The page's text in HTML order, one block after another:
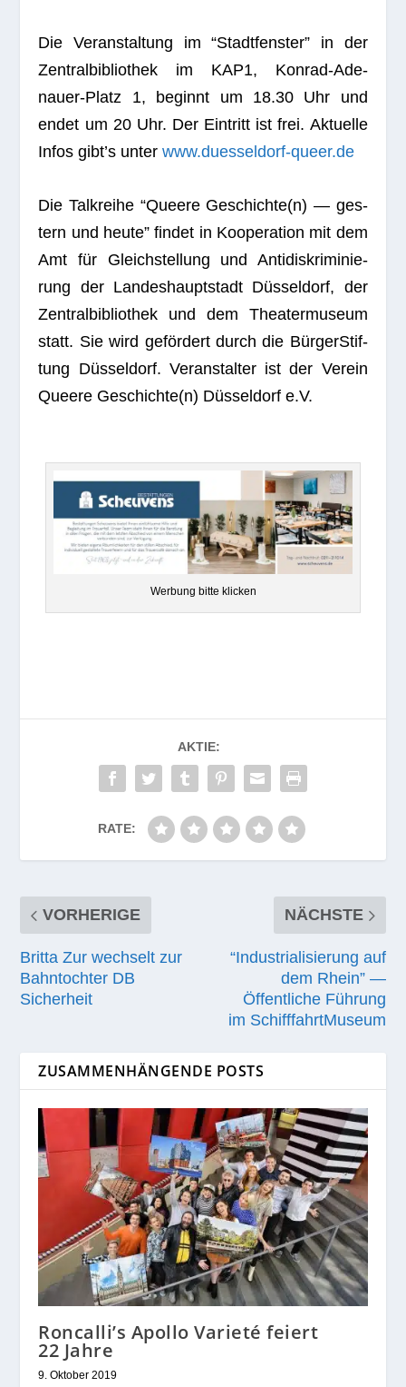
Die Ver­an­stal­tung im “Stadt­fens­ter” in der
Zen­tral­bi­blio­thek im KAP1, Kon­rad-Ade­
nauer-Platz 1, beginnt um 18.30 Uhr und
endet um 20 Uhr. Der Ein­tritt ist frei. Aktu­elle
Infos gibt’s unterwww.duesseldorf-queer.de
Die Talk­reihe “Que­ere Geschichte(n) — ges­
tern und heute” fin­det in Koope­ra­tion mit dem
Amt für Gleich­stel­lung und Anti­dis­kri­mi­nie­
rung der Lan­des­haupt­stadt Düs­sel­dorf, der
Zen­tral­bi­blio­thek und dem Thea­ter­mu­seum
statt. Sie wird geför­dert durch die Bür­ger­Stif­
tung Düs­sel­dorf. Ver­an­stal­ter ist der Ver­ein
Que­ere Geschichte(n) Düs­sel­dorf e.V.
Wer­bung bitte klicken
AKTIE:
RATE:
VORHERIGE
Britta Zur wechselt zur
Bahntochter DB
Sicherheit
NÄCHSTE
“Industrialisierung auf
dem Rhein” —
Öffentliche Führung
im SchifffahrtMuseum
ZUSAMMENHÄNGENDE POSTS
Roncalli’s Apollo Varieté feiert
22 Jahre
9. Oktober 2019